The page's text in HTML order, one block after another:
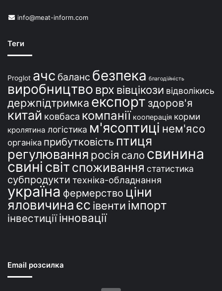
info@meat-inform.com
Теги
Proglot ачс баланс безпека благодійність
виробництво врх вівцікози відволікись
держпідтримка експорт здоров'я
китай ковбаса компанії кооперація корми
кролятина логістика м'ясоптиці нем'ясо
органіка прибутковість птиця
регулювання росія сало свинина
свині світспоживання статистика
субпродукти техніка-обладнання
україна фермерство ціни
яловичинаєс івенти імпорт
інвестиції інновації
Email розсилка